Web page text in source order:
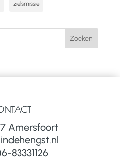
zielsmissie
Amersfoort
83331126